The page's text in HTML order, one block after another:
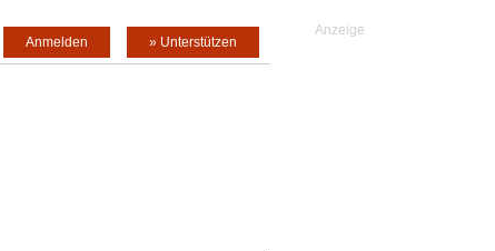
» Unterstützen
Anmelden